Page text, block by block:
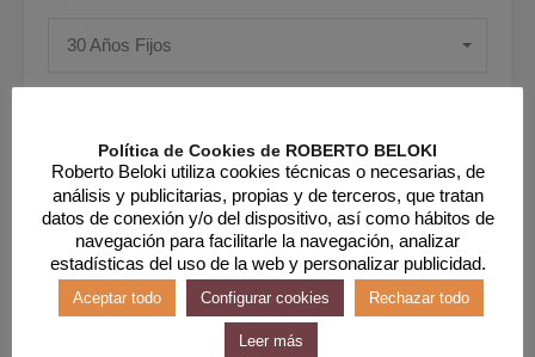
30 Años Fijos
Precio
Política de Cookies de ROBERTO BELOKI
Roberto Beloki utiliza cookies técnicas o necesarias, de
análisis y publicitarias, propias y de terceros, que tratan
datos de conexión y/o del dispositivo, así como hábitos de
navegación para facilitarle la navegación, analizar
estadísticas del uso de la web y personalizar publicidad.
Aceptar todo Configurar cookies Rechazar todo
Leer más